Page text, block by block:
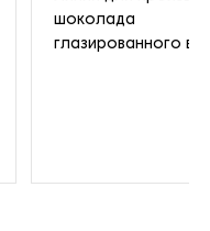
шоколада
глазированного в